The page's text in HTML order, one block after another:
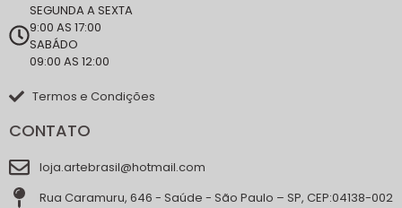
SEGUNDA A SEXTA
9:00 AS 17:00
SABÁDO
09:00 AS 12:00
Termos e Condições
CONTATO
loja.artebrasil@hotmail.com
Rua Caramuru, 646 - Saúde - São Paulo – SP, CEP:04138-002